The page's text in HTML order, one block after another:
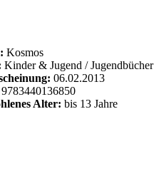
Kosmos
Kinder & Jugend / Jugendbücher
06.02.2013
9783440136850
Alter: bis 13 Jahre